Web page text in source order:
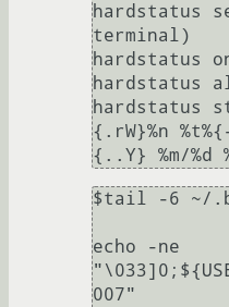
hardstatus
terminal)
hardstatus
hardstatus
hardstatus
{.rW}%n
$tail -6 ~/
echo -ne
007"